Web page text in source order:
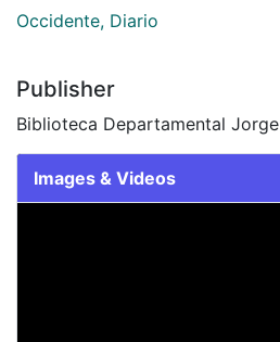
Occidente, Diario
Publisher
Biblioteca Departamental
Images & Videos